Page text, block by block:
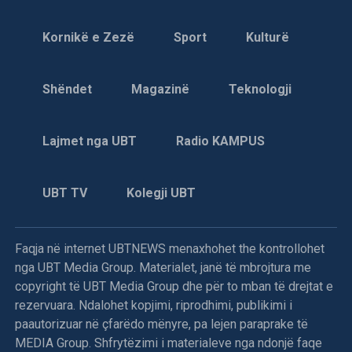
Mbrëmë në orën 18,35, avionët e NATO-s me kërkesën e
Igman, që shtrihet në zonën e ndaluar prej 20 km, në
Bruksel.
të serbëve të Bosnjës, që kohëve të fundit i përsëritën
helmetkaltërit ukrainas t’u dorëzojnë një tank T-55, dy qerre
të blinduara M-0, një bateri topash kundërajror dhe dy tri
orë më vonë e sulmuan helikopterin “Puma” të kontigjentit
francez, që kërkonte materialin e “vjedhur”.
Në bombardimet e NATO-s ndaj pozicioneve serbe morën
Kornikë e Zezë Sport Kulturë
Shëndet Magazinë Teknologji
Lajmet nga UBT Radio KAMPUS
UBT TV Kolegji UBT
Faqja në internet UBTNEWS menaxhohet the kontrollohet
nga UBT Media Group. Materialet, janë të mbrojtura me
copyright të UBT Media Group dhe për to mban të drejtat e
rezervuara. Ndalohet kopjimi, riprodhimi, publikimi i
paautorizuar në çfarëdo mënyre, pa lejen paraprake të
MEDIA Group. Shfrytëzimi i materialeve nga ndonjë faqe